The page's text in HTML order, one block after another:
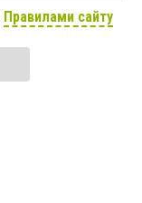
Правилами сайту